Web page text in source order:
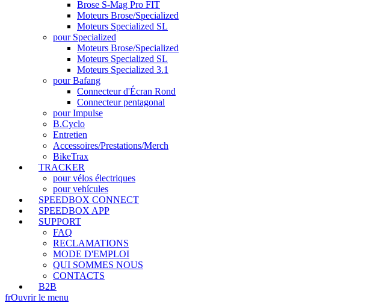
Brose S-Mag Pro FIT
Moteurs Brose/Specialized
Moteurs Specialized SL
pour Specialized
Moteurs Brose/Specialized
Moteurs Specialized SL
Moteurs Specialized 3.1
pour Bafang
Connecteur d'Écran Rond
Connecteur pentagonal
pour Impulse
B.Cyclo
Entretien
Accessoires/Prestations/Merch
BikeTrax
TRACKER
pour vélos électriques
pour vehícules
SPEEDBOX CONNECT
SPEEDBOX APP
SUPPORT
FAQ
RECLAMATIONS
MODE D'EMPLOI
QUI SOMMES NOUS
CONTACTS
B2B
frOuvrir le menu